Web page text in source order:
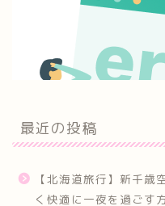
最近の投稿
【北海道旅行】新千歳
く快適に一夜を過ごす方